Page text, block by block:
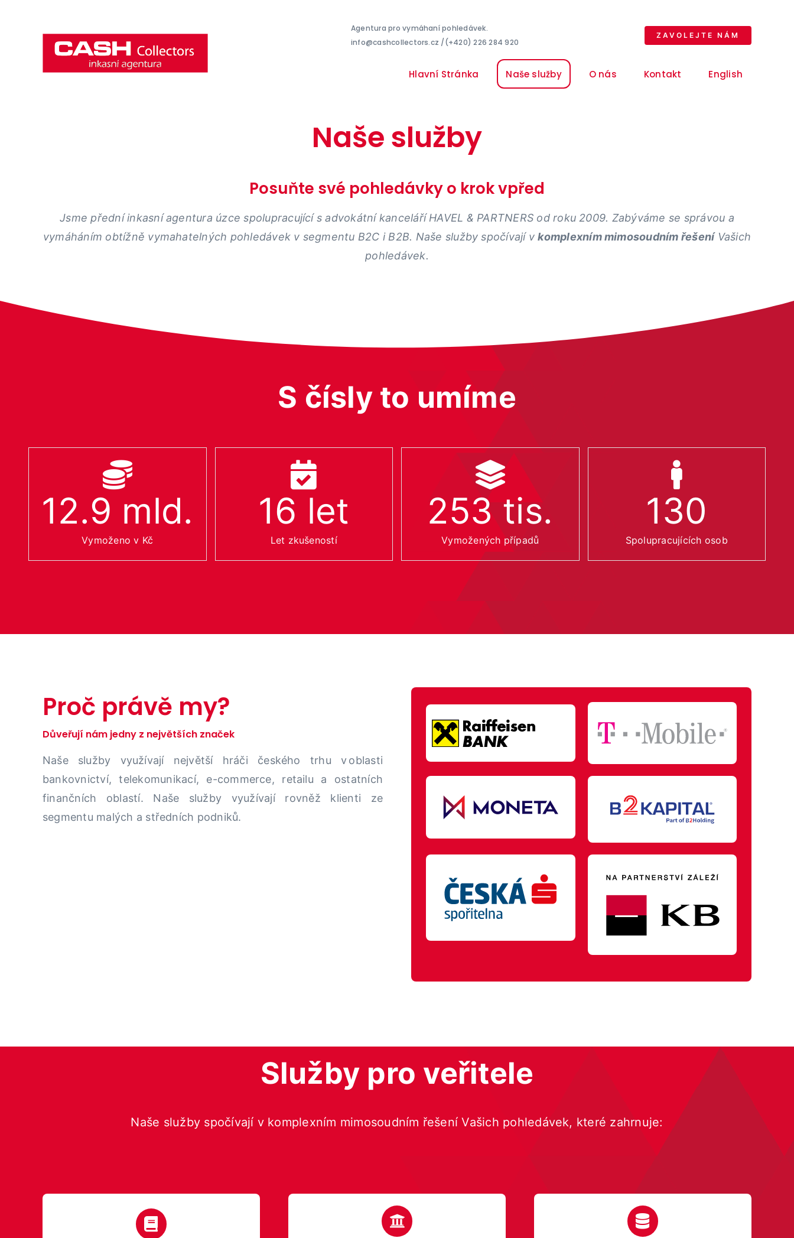
Agentura pro vymáhaní pohledávek.
info@cashcollectors.cz /(+420) 226 284 920
ZAVOLEJTE NÁM
Hlavní Stránka Naše služby O nás Kontakt English
Naše služby
Posuňte své pohledávky o krok vpřed
Jsme přední inkasní agentura úzce spolupracující s advokátní kanceláří HAVEL & PARTNERS od roku 2009. Zabýváme se správou a
vymáháním obtížně vymahatelných pohledávek v segmentu B2C i B2B. Naše služby spočívají vkomplexním mimosoudním řešeníVašich
pohledávek.
S čísly to umíme
12.9 mld.
Vymoženo v Kč
16 let
Let zkušeností
253 tis.
Vymožených případů
130
Spolupracujících osob
Proč právě my?
Důveřují nám jedny z největších značek
Naše služby využívají největší hráči českého trhu voblasti
bankovnictví,telekomunikací, e-commerce, retailu a ostatních
finančních oblastí. Naše služby využívají rovněž klienti ze
segmentu malých a středních podniků.
Služby pro veřitele
Naše služby spočívají v komplexním mimosoudním řešení Vašich pohledávek, které zahrnuje: